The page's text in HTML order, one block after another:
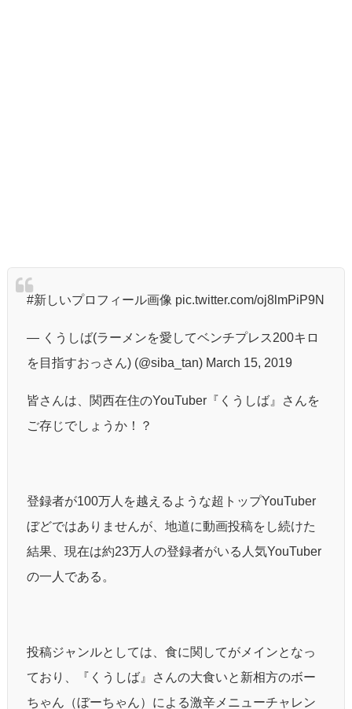
#新しいプロフィール画像 pic.twitter.com/oj8lmPiP9N
— くうしば(ラーメンを愛してベンチプレス200キロ
を目指すおっさん) (@siba_tan) March 15, 2019
皆さんは、関西在住のYouTuber『くうしば』さんを
ご存じでしょうか！？
登録者が100万人を越えるような超トップYouTuber
ぼどではありませんが、地道に動画投稿をし続けた
結果、現在は約23万人の登録者がいる人気YouTuber
の一人である。
投稿ジャンルとしては、食に関してがメインとなっ
ており、『くうしば』さんの大食いと新相方のボー
ちゃん（ぼーちゃん）による激辛メニューチャレン